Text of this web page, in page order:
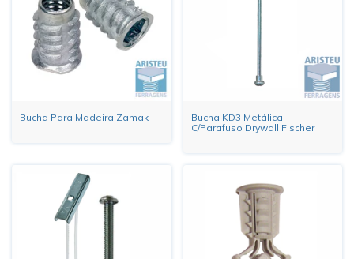
Bucha Para Madeira Zamak
Bucha KD3 Metálica
C/Parafuso Drywall Fischer